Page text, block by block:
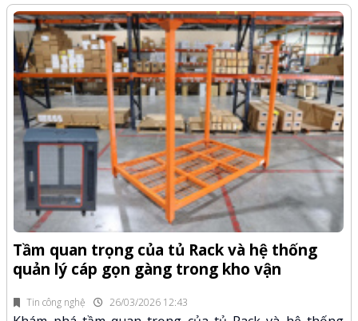
Tin công nghệ 26/03/2026 12:43
Tầm quan trọng của tủ Rack và hệ thống
quản lý cáp gọn gàng trong kho vận